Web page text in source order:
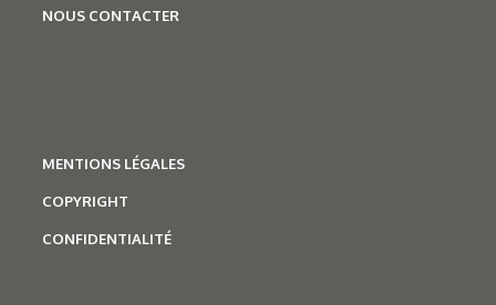
Technologies,Salons
NOUS CONTACTER
MENTIONS LÉGALES
COPYRIGHT
CONFIDENTIALITÉ